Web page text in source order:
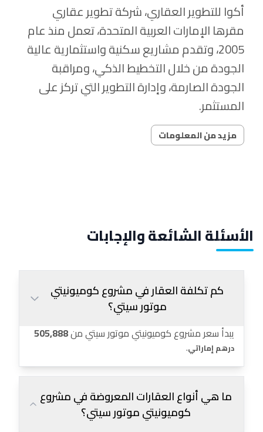
أكوا للتطوير العقاري، شركة تطوير عقاري
مقرها الإمارات العربية المتحدة، تعمل منذ عام
2005، وتقدم مشاريع سكنية واستثمارية عالية
الجودة من خلال التخطيط الذكي، ومراقبة
الجودة الصارمة، وإدارة التطوير التي تركز على
المستثمر.
مزيد من المعلومات
الأسئلة الشائعة والإجابات
كم تكلفة العقار في مشروع كوميونيتي
موتور سيتي؟
يبدأ سعر مشروع كوميونيتي موتور سيتي من505,888
درهم إماراتي.
ما هي أنواع العقارات المعروضة في مشروع
كوميونيتي موتور سيتي؟